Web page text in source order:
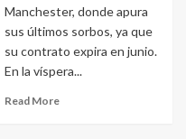
Manchester, donde apura
sus últimos sorbos, ya que
su contrato expira en junio.
En la víspera...
Read More